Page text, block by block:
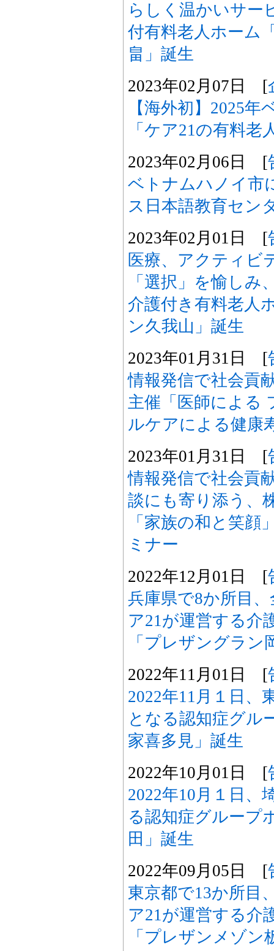
らしく温かいサー
付有料老人ホーム
畠」誕生
2023年02月07日 [
【海外初】2025
「ケア21の有料
2023年02月06日 [
ベトナムハノイ市
ス日本語教育セン
2023年02月01日 [
医療、アクティビ
「選択」を愉しみ
介護付き有料老人
ン久我山」誕生
2023年01月31日 [
情報発信で社会貢
主催「医師による
ルケアによる健康
2023年01月31日 [
情報発信で社会貢
談にも寄り添う、
「家族の和と笑顔
ミナー
2022年12月01日 [
兵庫県で8か所目
ア21が運営する介
「プレザングラン
2022年11月01日 [
2022年11月１日、
となる認知症グル
家喜多見」誕生
2022年10月01日 [
2022年10月１日、
る認知症グループ
田」誕生
2022年09月05日 [
東京都で13か所目
ア21が運営する介
「プレザンメゾン